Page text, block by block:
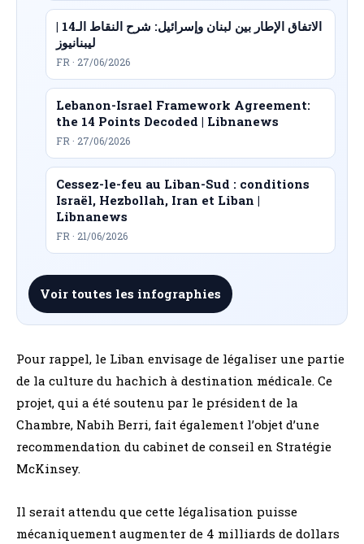
الاتفاق الإطار بين لبنان وإسرائيل: شرح النقاط الـ14 |
ليبنانيوز
FR · 27/06/2026
Lebanon-Israel Framework Agreement:
the 14 Points Decoded | Libnanews
FR · 27/06/2026
Cessez-le-feu au Liban-Sud : conditions
Israël, Hezbollah, Iran et Liban |
Libnanews
FR · 21/06/2026
Voir toutes les infographies
Pour rappel, le Liban envisage de légaliser une partie
de la culture du hachich à destination médicale. Ce
projet, qui a été soutenu par le président de la
Chambre, Nabih Berri, fait également l’objet d’une
recommendation du cabinet de conseil en Stratégie
McKinsey.
Il serait attendu que cette légalisation puisse
mécaniquement augmenter de 4 milliards de dollars